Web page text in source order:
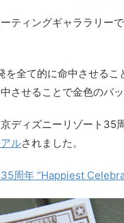
ティングギャララリー
を全て的に命中させる
させることで金色のバッ
ディズニーリゾート35
ルされました。
周年 “Happiest